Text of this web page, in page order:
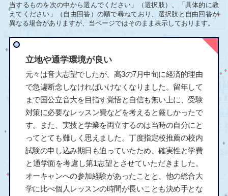
当するものを次の中から選んでください」（選択肢）、「具体的に教
えてください」（自由回答）の順で尋ねており、選択肢と自由回答が
異なる場合がありますが、当ページではそのまま表示しております。
立地や通学環境が良い
元々は音大志望でしたが、高3の7月中旬に経済的理由
で急遽断念しなければいけなくなりました。留年して
まで国公立音大を目指す覚悟と自信も無い上に、受験
対策に必要なレッスン費などを考えると厳しかったで
す。また、実技と学業を両立するのは当時の自分にと
ってとても難しく思えました。丁度指定校推薦の校内
試験の申し込み期日も迫っていたため、確実性と学費
と通学面を考慮し第1志望とさせていただきました。
オーキャンへの参加経験があったことと、他の総合大
学に比べ個人レッスンの時間が長いことも決め手とな